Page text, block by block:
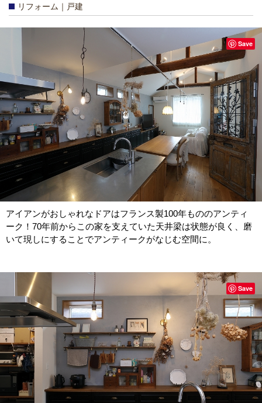
リフォーム｜戸建
アイアンがおしゃれなドアはフランス製100年もののアンティ
ーク！70年前からこの家を支えていた天井梁は状態が良く、磨
いて現しにすることでアンティークがなじむ空間に。
Save
Save